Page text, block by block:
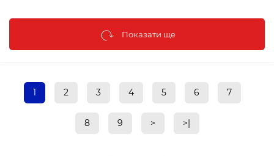
Показати ще
1 2 3 4 5 6 7
8 9 > >|